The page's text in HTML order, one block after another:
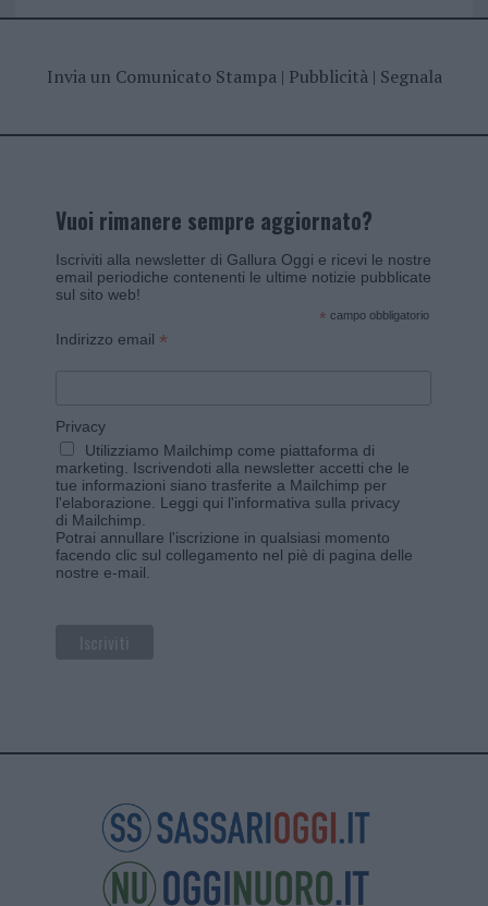
Invia un Comunicato Stampa| Pubblicità| Segnala
Vuoi rimanere sempre aggiornato?
Iscriviti alla newsletter di Gallura Oggi e ricevi le nostre
email periodiche contenenti le ultime notizie pubblicate
sul sito web!
* campo obbligatorio
Indirizzo email *
Privacy
Utilizziamo Mailchimp come piattaforma di
marketing. Iscrivendoti alla newsletter accetti che le
tue informazioni siano trasferite a Mailchimp per
l'elaborazione. Leggi qui l'informativa sulla privacy
di Mailchimp
Potrai annullare l'iscrizione in qualsiasi momento
facendo clic sul collegamento nel piè di pagina delle
nostre e-mail.